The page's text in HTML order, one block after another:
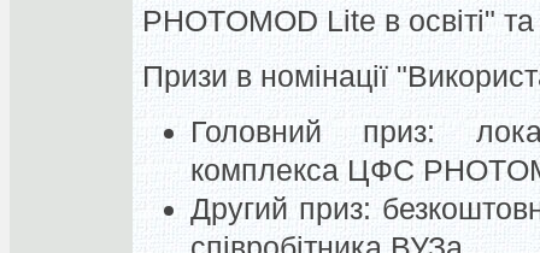
PHOTOMOD Lite в освіті"
Призи в номінації
Головний приз:
комплекса ЦФС
Другий приз: